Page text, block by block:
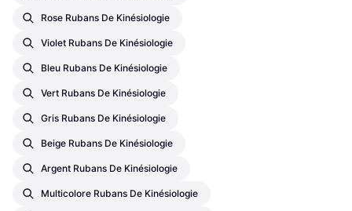
Rose Rubans De Kinésiologie
Violet Rubans De Kinésiologie
Bleu Rubans De Kinésiologie
Vert Rubans De Kinésiologie
Gris Rubans De Kinésiologie
Beige Rubans De Kinésiologie
Argent Rubans De Kinésiologie
Multicolore Rubans De Kinésiologie